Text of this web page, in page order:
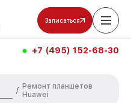
Записаться
+7 (495) 152-68-30
/ Ремонт планшетов
Huawei